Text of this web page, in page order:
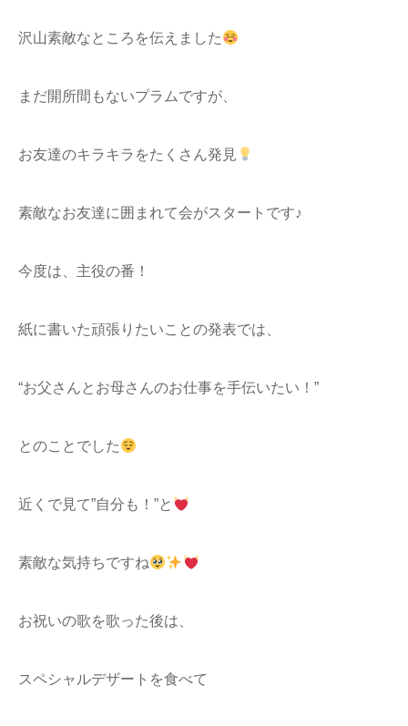
沢山素敵なところを伝えました
まだ開所間もないプラムですが、
お友達のキラキラをたくさん発見
素敵なお友達に囲まれて会がスタートです♪
今度は、主役の番！
紙に書いた頑張りたいことの発表では、
“お父さんとお母さんのお仕事を手伝いたい！”
とのことでした
近くで見て”自分も！”と
素敵な気持ちですね
お祝いの歌を歌った後は、
スペシャルデザートを食べて